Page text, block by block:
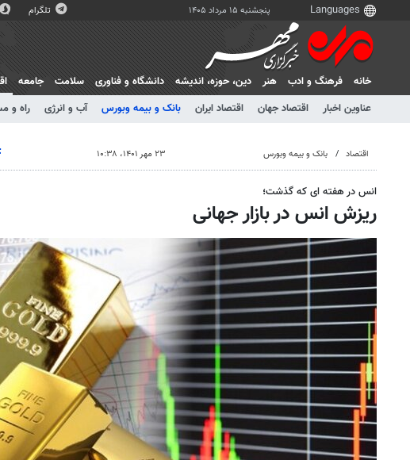
پنجشنبه ۱۵ مرداد ۱۴۰۵ تلگرام
خانه فرهنگ و ادب هنر دين، حوزه، انديشه دانشگاه و فناوری سلامت جامعه
عناوین اخبار
اقتصاد جهان اقتصاد ایران بانک و بیمه وبورس آب و انرژی راه و
اقتصاد بانک و بیمه وبورس ۲۳ مهر ۱۴۰۱، ۱۰:۳۸
انس در هفته ای که گذشت؛
ریزش انس در بازار جهانی